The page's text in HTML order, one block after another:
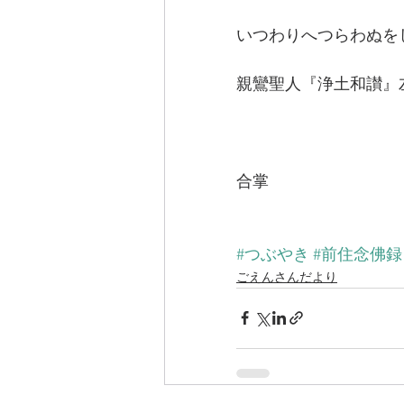
いつわりへつらわぬを
親鸞聖人『浄土和讃』
合掌
#つぶやき #前住念佛録
ごえんさんだより